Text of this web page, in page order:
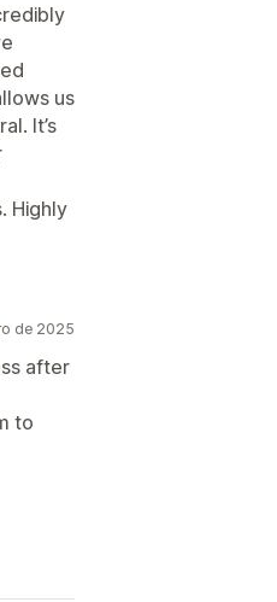
us
It’s
Highly
de 2025
after
to